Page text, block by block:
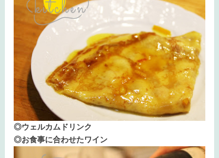
◎ウェルカムドリンク
◎お食事に合わせたワイン